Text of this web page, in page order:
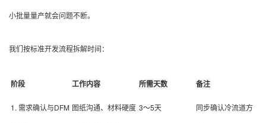
小批量量产就会问题不断。
我们按标准开发流程拆解时间：
阶段 工作内容 所需天数 备注
1. 需求确认与DFM 图纸沟通、材料硬度 3～5天 同步确认冷流道方